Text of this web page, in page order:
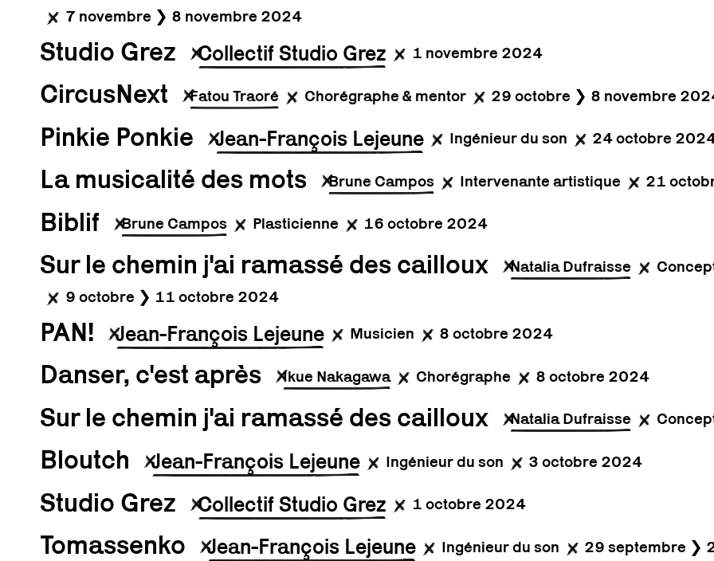
7 novembre ❯ 8 novembre 2024
Studio Grez Collectif Studio Grez 1 novembre 2024
CircusNext Fatou Traoré Chorégraphe & mentor 29 octobre ❯ 8 novembre
Pinkie Ponkie Jean-François Lejeune Ingénieur du son 24 octobre
La musicalité des mots Brune Campos Intervenante artistique 21
Biblif Brune Campos Plasticienne 16 octobre 2024
Sur le chemin j'ai ramassé des cailloux Natalia Dufraisse
9 octobre ❯ 11 octobre 2024
PAN! Jean-François Lejeune Musicien 8 octobre 2024
Danser, c'est après Ikue Nakagawa Chorégraphe 8 octobre 2024
Sur le chemin j'ai ramassé des cailloux Natalia Dufraisse
Bloutch Jean-François Lejeune Ingénieur du son 3 octobre 2024
Studio Grez Collectif Studio Grez 1 octobre 2024
Tomassenko Jean-François Lejeune Ingénieur du son 29 septembre ❯